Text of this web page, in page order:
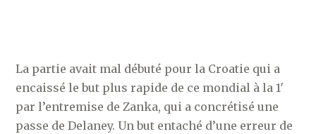
La partie avait mal débuté pour la Croatie qui a
encaissé le but plus rapide de ce mondial à la 1′
par l’entremise de Zanka, qui a concrétisé une
passe de Delaney. Un but entaché d’une erreur de